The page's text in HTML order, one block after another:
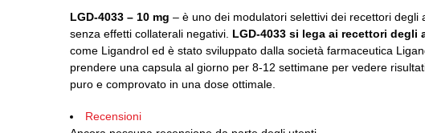
LGD-4033 – 10 mg – è uno dei modulatori selettivi dei recettori
senza effetti collaterali negativi. LGD-4033 si lega ai recettori
come Ligandrol ed è stato sviluppato dalla società farmaceutica
prendere una capsula al giorno per 8-12 settimane per vedere
puro e comprovato in una dose ottimale.
Recensioni